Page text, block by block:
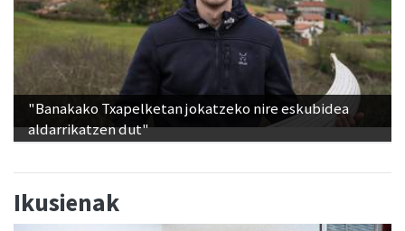
"Banakako Txapelketan jokatzeko nire eskubidea
aldarrikatzen dut"
Ikusienak